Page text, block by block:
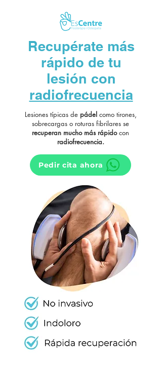
Recupérate más
rápido de tu
lesión con
radiofrecuencia
Lesiones típicas de pádel como tirones,
sobrecargas o roturas fibrilares se
recuperan mucho más rápidocon
radiofrecuencia.
Pedir cita ahora